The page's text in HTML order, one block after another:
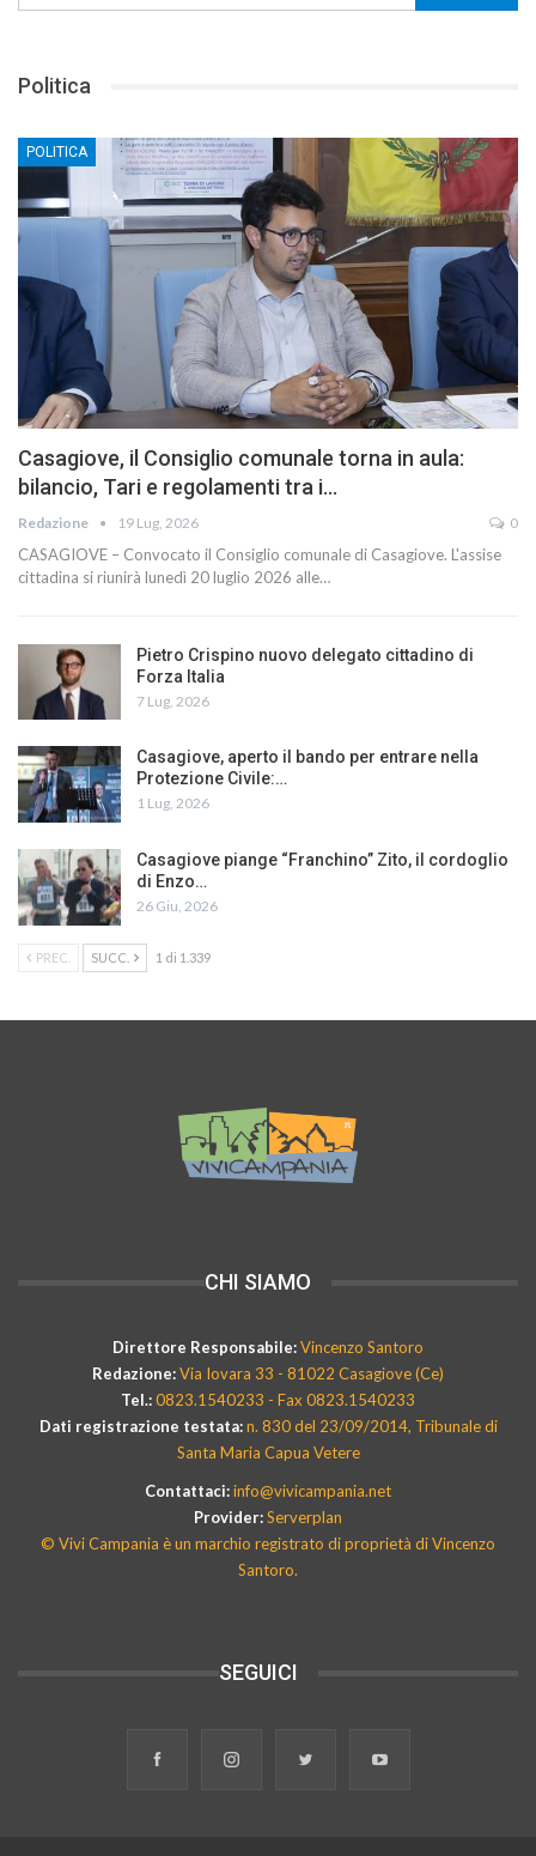
Politica
POLITICA
Casagiove, il Consiglio comunale torna in aula:
bilancio, Tari e regolamenti tra i…
Redazione 19 Lug, 2026 0
CASAGIOVE – Convocato il Consiglio comunale di Casagiove. L'assise
cittadina si riunirà lunedì 20 luglio 2026 alle…
Pietro Crispino nuovo delegato cittadino di
Forza Italia
7 Lug, 2026
Casagiove, aperto il bando per entrare nella
Protezione Civile:…
1 Lug, 2026
Casagiove piange “Franchino” Zito, il cordoglio
di Enzo…
26 Giu, 2026
PREC. SUCC. 1 di 1.339
CHI SIAMO
Direttore Responsabile:Vincenzo Santoro
Redazione:Via Iovara 33 - 81022 Casagiove (Ce)
Tel.:0823.1540233 - Fax 0823.1540233
Dati registrazione testata:n. 830 del 23/09/2014, Tribunale di
Santa Maria Capua Vetere
Contattaci:info@vivicampania.net
Provider:Serverplan
© Vivi Campania è un marchio registrato di proprietà di Vincenzo
Santoro.
SEGUICI